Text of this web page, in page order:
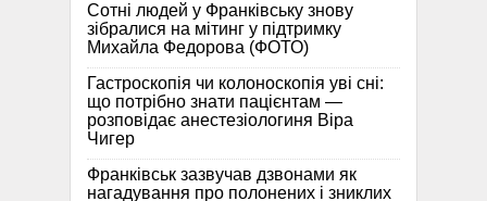
Сотні людей у Франківську знову
зібралися на мітинг у підтримку
Михайла Федорова (ФОТО)
Гастроскопія чи колоноскопія уві сні:
що потрібно знати пацієнтам —
розповідає анестезіологиня Віра
Чигер
Франківськ зазвучав дзвонами як
нагадування про полонених і зниклих